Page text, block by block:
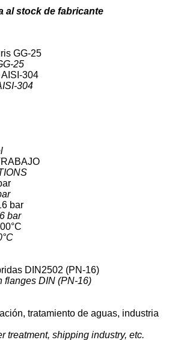
al stock de fabricante
GG-25
25
304
304
bar
bar
DIN2502 (PN-16)
flanges DIN (PN-16)
tratamiento de aguas, industria
treatment, shipping industry, etc.